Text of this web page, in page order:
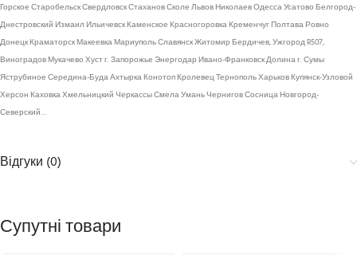
Горское Старобельск Свердловск Стаханов Сколе Львов Николаев Одесса Усатово Белгород-
Днестровский Измаил Ильичевск Каменское Красногоровка Кременчуг Полтава Ровно
Донецк Краматорск Макеевка Мариуполь Славянск Житомир Бердичев, Ужгород R507,
Виноградов Мукачево Хуст г. Запорожье Энергодар Ивано-Франковск Долина г. Сумы
Яструбиное Середина-Буда Ахтырка Конотоп Кролевец Тернополь Харьков Купянск-Узловой
Херсон Каховка Хмельницкий Черкассы Смела Умань Чернигов Сосница Новгород-
Северский…
Відгуки (0)
Супутні товари